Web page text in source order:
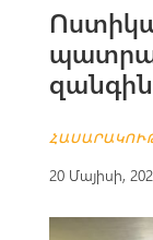
20 Մայիսի,